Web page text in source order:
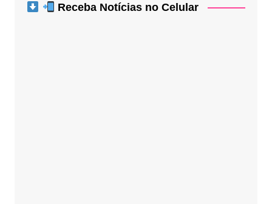
Receba Notícias no Celular